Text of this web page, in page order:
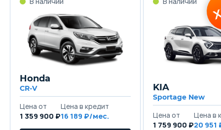
Honda
CR-V
1 359 900 ₽16 189
KIA
Sportage New
1 759 900 ₽20 951